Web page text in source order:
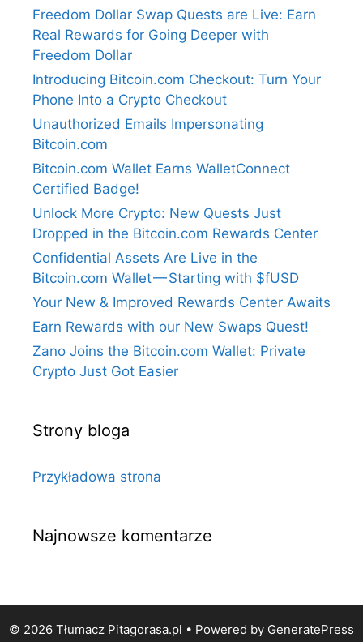
Freedom Dollar Swap Quests are Live: Earn
Real Rewards for Going Deeper with
Freedom Dollar
Introducing Bitcoin.com Checkout: Turn Your
Phone Into a Crypto Checkout
Unauthorized Emails Impersonating
Bitcoin.com
Bitcoin.com Wallet Earns WalletConnect
Certified Badge!
Unlock More Crypto: New Quests Just
Dropped in the Bitcoin.com Rewards Center
Confidential Assets Are Live in the
Bitcoin.com Wallet — Starting with $fUSD
Your New & Improved Rewards Center Awaits
Earn Rewards with our New Swaps Quest!
Zano Joins the Bitcoin.com Wallet: Private
Crypto Just Got Easier
Strony bloga
Przykładowa strona
Najnowsze komentarze
© 2026 Tłumacz Pitagorasa.pl • Powered by GeneratePress